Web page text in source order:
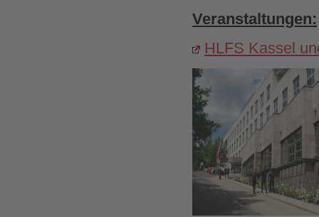
Veranstaltungen:
HLFS Kassel